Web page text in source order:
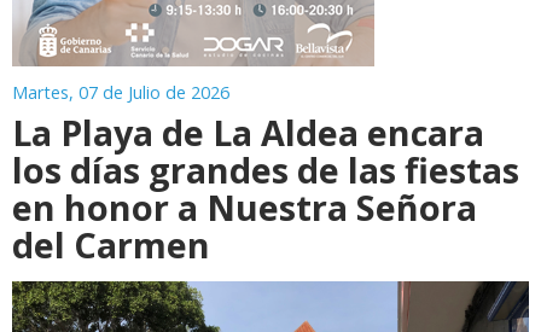
Martes, 07 de Julio de 2026
La Playa de La Aldea encara
los días grandes de las fiestas
en honor a Nuestra Señora
del Carmen